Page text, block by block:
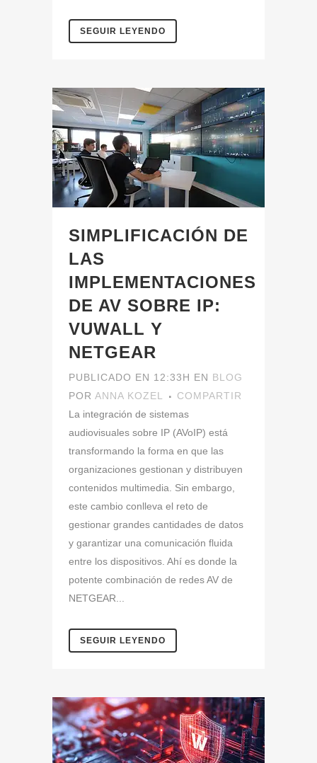
SEGUIR LEYENDO
SIMPLIFICACIÓN DE
LAS
IMPLEMENTACIONES
DE AV SOBRE IP:
VUWALL Y
NETGEAR
PUBLICADO EN 12:33H EN BLOG
POR ANNA KOZEL
COMPARTIR
La integración de sistemas
audiovisuales sobre IP (AVoIP) está
transformando la forma en que las
organizaciones gestionan y distribuyen
contenidos multimedia. Sin embargo,
este cambio conlleva el reto de
gestionar grandes cantidades de datos
y garantizar una comunicación fluida
entre los dispositivos. Ahí es donde la
potente combinación de redes AV de
NETGEAR...
SEGUIR LEYENDO